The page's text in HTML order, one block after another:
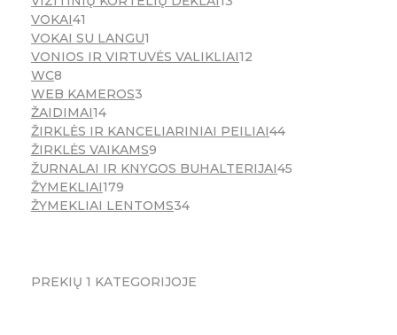
VOKAI41
VOKAI SU LANGU1
VONIOS IR VIRTUVĖS VALIKLIAI12
WC8
WEB KAMEROS3
ŽAIDIMAI14
ŽIRKLĖS IR KANCELIARINIAI PEILIAI44
ŽIRKLĖS VAIKAMS9
ŽURNALAI IR KNYGOS BUHALTERIJAI45
ŽYMEKLIAI179
ŽYMEKLIAI LENTOMS34
PREKIŲ 1 KATEGORIJOJE